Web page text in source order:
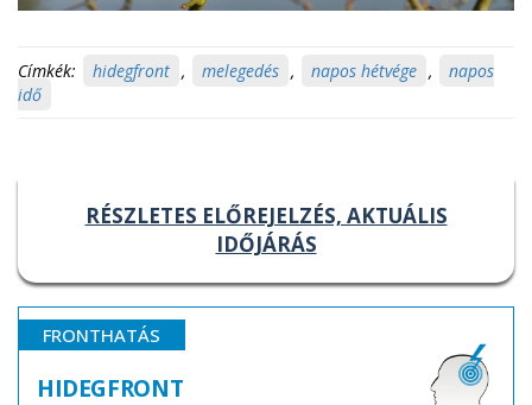
Címkék: hidegfront , melegedés , napos hétvége ,
napos
idő
RÉSZLETES ELŐREJELZÉS, AKTUÁLIS
IDŐJÁRÁS
FRONTHATÁS
HIDEGFRONT